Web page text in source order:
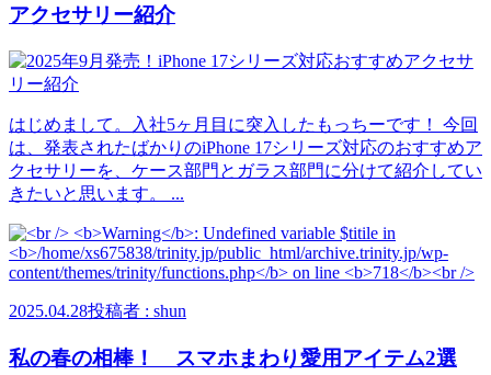
アクセサリー紹介
はじめまして。入社5ヶ月目に突入したもっちーです！ 今回
は、発表されたばかりのiPhone 17シリーズ対応のおすすめア
クセサリーを、ケース部門とガラス部門に分けて紹介してい
きたいと思います。 ...
2025.04.28投稿者 : shun
私の春の相棒！ スマホまわり愛用アイテム2選